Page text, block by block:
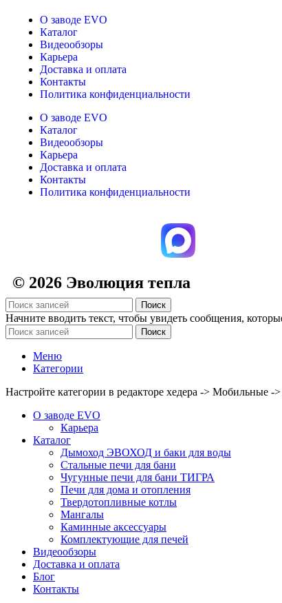
О заводе EVO
Каталог
Видеообзоры
Карьера
Доставка и оплата
Контакты
Политика конфиденциальности
О заводе EVO
Каталог
Видеообзоры
Карьера
Доставка и оплата
Контакты
Политика конфиденциальности
© 2026 Эволюция тепла
Поиск
Начните вводить текст, чтобы увидеть сообщения,
Поиск
Меню
Категории
Настройте категории в редакторе хедера ->
О заводе EVO
Карьера
Каталог
Дымоход ЭВОХОД и баки для воды
Стальные печи для бани
Чугунные печи для бани ТИГРА
Печи для дома и отопления
Твердотопливные котлы
Мангалы
Каминные аксессуары
Комплектующие для печей
Видеообзоры
Доставка и оплата
Блог
Контакты